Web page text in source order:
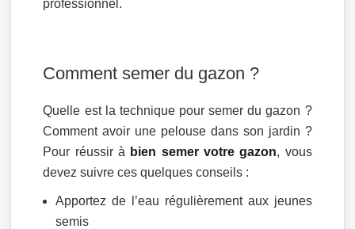
professionnel.
Comment semer du gazon ?
Quelle est la technique pour semer du gazon ?
Comment avoir une pelouse dans son jardin ?
Pour réussir à bien semer votre gazon, vous
devez suivre ces quelques conseils :
Apportez de l’eau régulièrement aux jeunes
semis